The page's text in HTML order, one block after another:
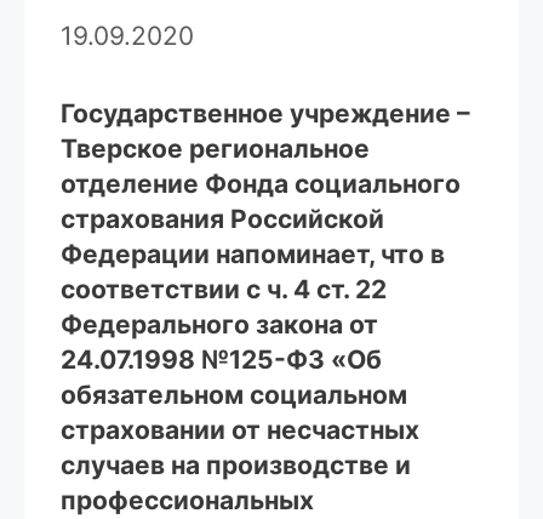
19.09.2020
Государственное учреждение –
Тверское региональное
отделение Фонда социального
страхования Российской
Федерации напоминает, что в
соответствии с ч. 4 ст. 22
Федерального закона от
24.07.1998 №125-ФЗ «Об
обязательном социальном
страховании от несчастных
случаев на производстве и
профессиональных